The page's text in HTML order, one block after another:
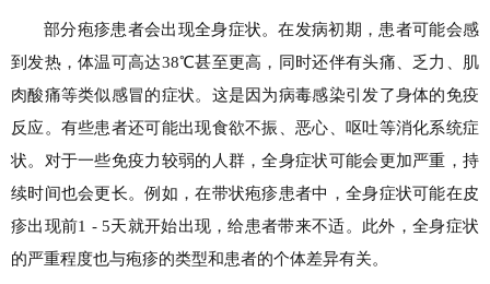
部分疱疹患者会出现全身症状。在发病初期，患者可能会感
到发热，体温可高达38℃甚至更高，同时还伴有头痛、乏力、肌
肉酸痛等类似感冒的症状。这是因为病毒感染引发了身体的免疫
反应。有些患者还可能出现食欲不振、恶心、呕吐等消化系统症
状。对于一些免疫力较弱的人群，全身症状可能会更加严重，持
续时间也会更长。例如，在带状疱疹患者中，全身症状可能在皮
疹出现前1 - 5天就开始出现，给患者带来不适。此外，全身症状
的严重程度也与疱疹的类型和患者的个体差异有关。